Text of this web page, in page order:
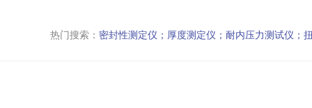
热门搜索： 密封性测定仪；厚度测定仪；耐内压力测试仪；